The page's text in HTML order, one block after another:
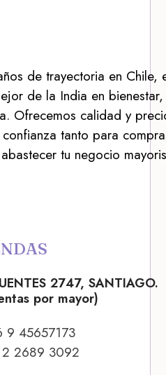
de trayectoria en Chile,
de la India en
Ofrecemos calidad y
tanto para
tu negocio
2747, SANTIAGO.
por mayor)
9 45657173
2689 3092